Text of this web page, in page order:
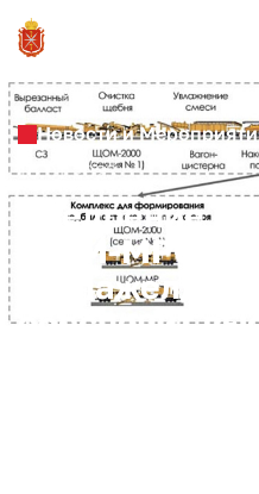
Новости и
16.01.2023
Внедрение
ЩОМ-МРС от
обеспечит